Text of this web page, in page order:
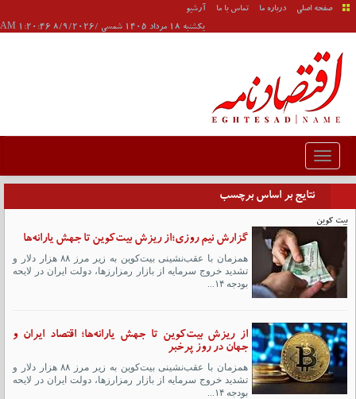
صفحه اصلی درباره ما تماس با ما
آرشیو
يکشنبه 18 مرداد 1405 شمسی /8/9/2026 1:20:46 AM
نتایج بر اساس برچسب
بیت کوین
گزارش نیم روزی؛از ریزش بیت‌کوین تا جهش یارانه‌ها
همزمان با عقب‌نشینی بیت‌کوین به زیر مرز ۸۸ هزار دلار و
تشدید خروج سرمایه از بازار رمزارزها، دولت ایران در لایحه
بودجه ۱۴...
از ریزش بیت‌کوین تا جهش یارانه‌ها؛ اقتصاد ایران و
جهان در روز پرخبر
همزمان با عقب‌نشینی بیت‌کوین به زیر مرز ۸۸ هزار دلار و
تشدید خروج سرمایه از بازار رمزارزها، دولت ایران در لایحه
بودجه ۱۴...